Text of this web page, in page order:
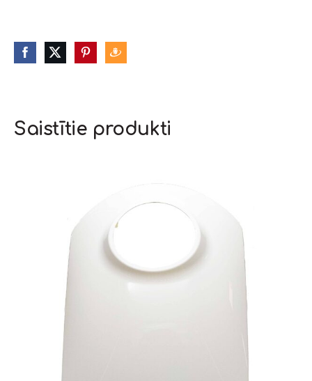
Saistītie produkti